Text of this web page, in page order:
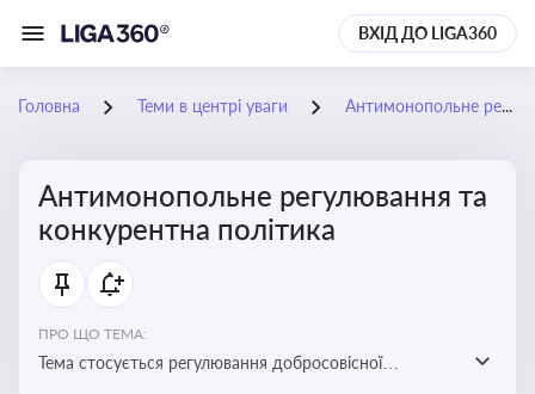
ВХІД ДО LIGA360
Головна Теми в центрі уваги Антимонопольне регулювання та конкурентна політика
Антимонопольне регулювання та
конкурентна політика
ПРО ЩО ТЕМА:
Тема стосується регулювання добросовісної